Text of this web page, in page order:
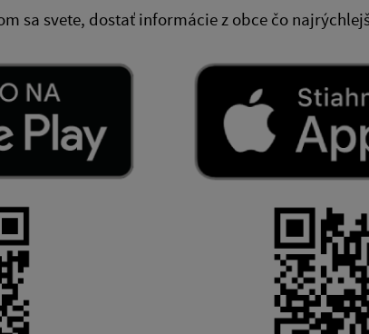
sa svete, dostať informácie z obce čo